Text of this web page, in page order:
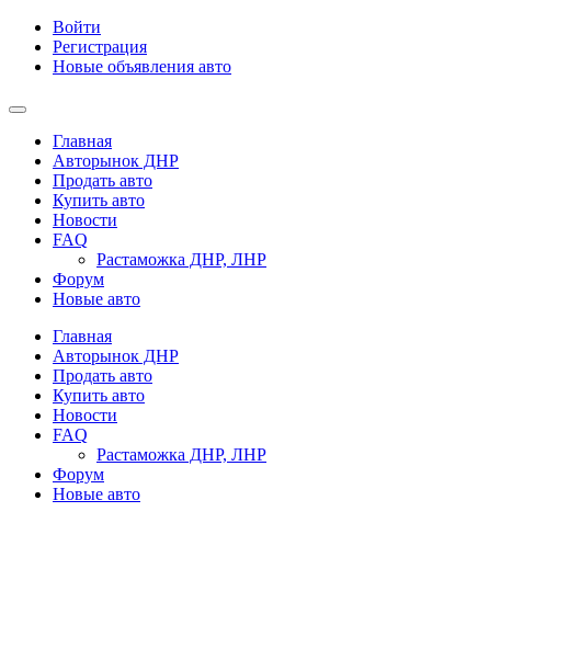
Войти
Регистрация
Новые объявления авто
Главная
Авторынок ДНР
Продать авто
Купить авто
Новости
FAQ
Растаможка ДНР, ЛНР
Форум
Новые авто
Главная
Авторынок ДНР
Продать авто
Купить авто
Новости
FAQ
Растаможка ДНР, ЛНР
Форум
Новые авто